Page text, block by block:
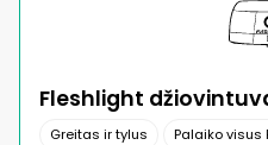
Fleshlight
Greitas ir tylus
Palaiko visus